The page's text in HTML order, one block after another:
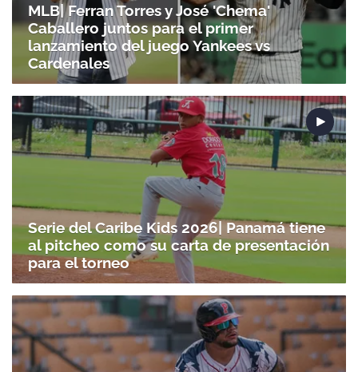
MLB| Ferran Torres y José 'Chema'
Caballero juntos para el primer
lanzamiento del juego Yankees vs
Cardenales
Serie del Caribe Kids 2026| Panamá tiene
al pitcheo como su carta de presentación
para el torneo